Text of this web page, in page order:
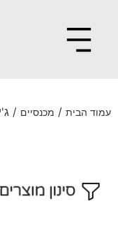
הבית/מכנסיים/ ג'ינס